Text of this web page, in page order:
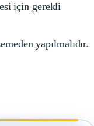
için gerekli
yapılmalıdır.